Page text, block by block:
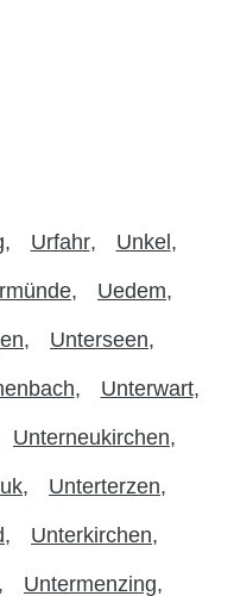
Urfahr Unkel
Uedem
Unterseen
Unterwart
Unterneukirchen
Unterterzen
Unterkirchen
Untermenzing